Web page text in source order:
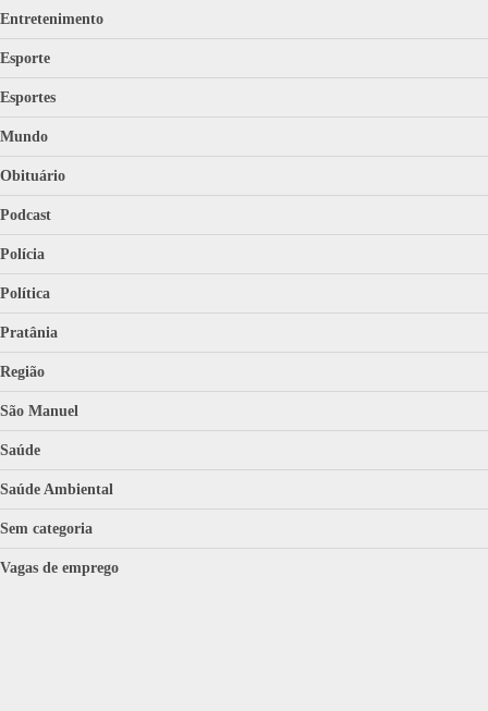
Entretenimento
Esporte
Esportes
Mundo
Obituário
Podcast
Polícia
Política
Pratânia
Região
São Manuel
Saúde
Saúde Ambiental
Sem categoria
Vagas de emprego